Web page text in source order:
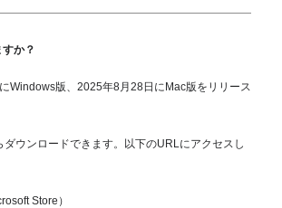
か？
Windows版、2025年8月28日にMac版をリリース
ダウンロードできます。以下のURLにアクセスし
Store）